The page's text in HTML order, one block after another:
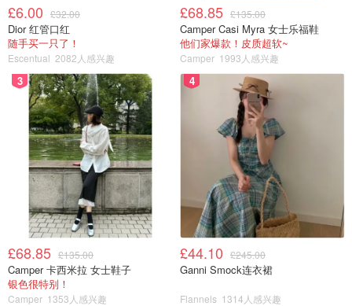
£6.00 £32.00
Dior 红管口红
随手买一只了！
Escentual 2082人感兴趣
£68.85 £135.00
Camper Casi Myra 女士乐福鞋
他们家爆款！皮质超软~
Camper 1993人感兴趣
3
£68.85 £135.00
Camper 卡西米拉 女士鞋子
银色很特别！
Camper 1353人感兴趣
4
£44.10 £245.00
Ganni Smock连衣裙
Flannels 1314人感兴趣